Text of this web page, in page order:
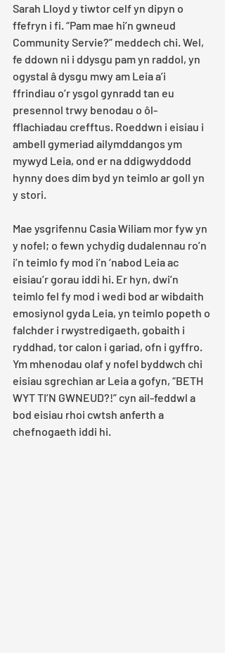
Sarah Lloyd y tiwtor celf yn dipyn o
ffefryn i fi. “Pam mae hi’n gwneud
Community Servie?” meddech chi. Wel,
fe ddown ni i ddysgu pam yn raddol, yn
ogystal â dysgu mwy am Leia a’i
ffrindiau o’r ysgol gynradd tan eu
presennol trwy benodau o ôl-
fflachiadau crefftus. Roeddwn i eisiau i
ambell gymeriad ailymddangos ym
mywyd Leia, ond er na ddigwyddodd
hynny does dim byd yn teimlo ar goll yn
y stori.
Mae ysgrifennu Casia Wiliam mor fyw yn
y nofel; o fewn ychydig dudalennau ro’n
i’n teimlo fy mod i’n ‘nabod Leia ac
eisiau’r gorau iddi hi. Er hyn, dwi’n
teimlo fel fy mod i wedi bod ar wibdaith
emosiynol gyda Leia, yn teimlo popeth o
falchder i rwystredigaeth, gobaith i
ryddhad, tor calon i gariad, ofn i gyffro.
Ym mhenodau olaf y nofel byddwch chi
eisiau sgrechian ar Leia a gofyn, “BETH
WYT TI’N GWNEUD?!” cyn ail-feddwl a
bod eisiau rhoi cwtsh anferth a
chefnogaeth iddi hi.